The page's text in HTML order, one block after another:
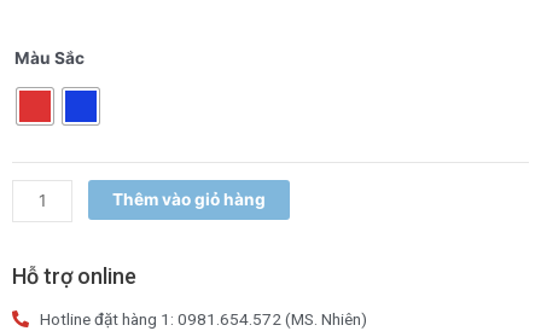
Màu Sắc
Mực
lượng
Thêm vào giỏ hàng
Hỗ trợ online
Hotline đặt hàng 1: 0981.654.572 (MS. Nhiên)